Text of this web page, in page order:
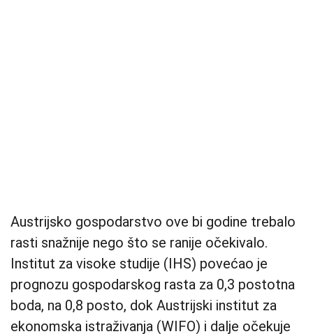
Austrijsko gospodarstvo ove bi godine trebalo
rasti snažnije nego što se ranije očekivalo.
Institut za visoke studije (IHS) povećao je
prognozu gospodarskog rasta za 0,3 postotna
boda, na 0,8 posto, dok Austrijski institut za
ekonomska istraživanja (WIFO) i dalje očekuje